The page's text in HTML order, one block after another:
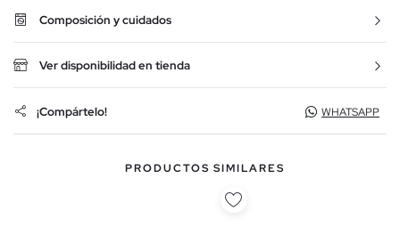
Composición y cuidados
Ver disponibilidad en tienda
¡Compártelo! WHATSAPP
PRODUCTOS SIMILARES